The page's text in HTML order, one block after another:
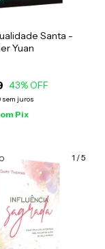
Santa -
Yuan
43% OFF
sem juros
Pix
1 /5